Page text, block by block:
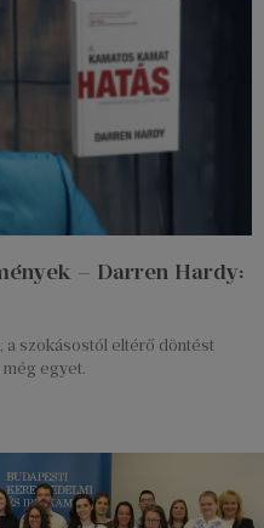
– Darren Hardy:
a szokásostól eltérő döntést
egyet.